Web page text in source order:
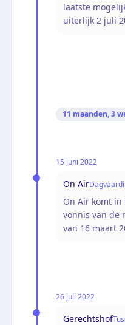
laatste
uiterlijk 2 juli
11 maanden, 3
15 juni 2022
On Air
On Air komt
vonnis van de
van 16 maart
26 juli 2022
Gerechtshof